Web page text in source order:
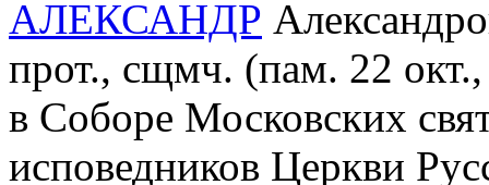
АЛЕКСАНДР
прот., сщмч. (пам. 22
в Соборе Московских
исповедников Церкви